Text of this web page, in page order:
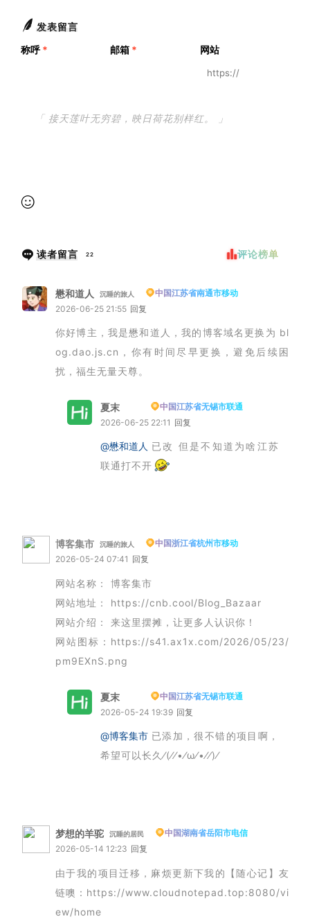
发表留言
称呼 * 邮箱 * 网站
读者留言 22 评论榜单
懋和道人 沉睡的旅人
中国江苏省南通市移动
2026-06-25 21:55 回复
你好博主，我是懋和道人，我的博客域名更换为 bl
og.dao.js.cn，你有时间尽早更换，避免后续困
扰，福生无量天尊。
夏末
中国江苏省无锡市联通
2026-06-25 22:11 回复
@懋和道人 已改 但是不知道为啥江苏
联通打不开
博客集市 沉睡的旅人
中国浙江省杭州市移动
2026-05-24 07:41 回复
网站名称： 博客集市
网站地址： https://cnb.cool/Blog_Bazaar
网站介绍： 来这里摆摊，让更多人认识你！
网站图标：https://s41.ax1x.com/2026/05/23/
pm9EXnS.png
夏末
中国江苏省无锡市联通
2026-05-24 19:39 回复
@博客集市 已添加，很不错的项目啊，
希望可以长久⁄(⁄⁄•⁄ω⁄•⁄⁄)⁄
梦想的羊驼 沉睡的居民
中国湖南省岳阳市电信
2026-05-14 12:23 回复
由于我的项目迁移，麻烦更新下我的【随心记】友
链噢：https://www.cloudnotepad.top:8080/vi
ew/home